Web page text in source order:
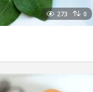
273 0